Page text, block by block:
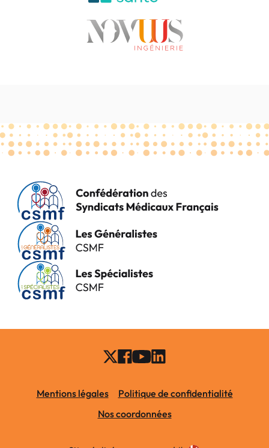
Mentions légales
Politique de confidentialité
Nos coordonnées